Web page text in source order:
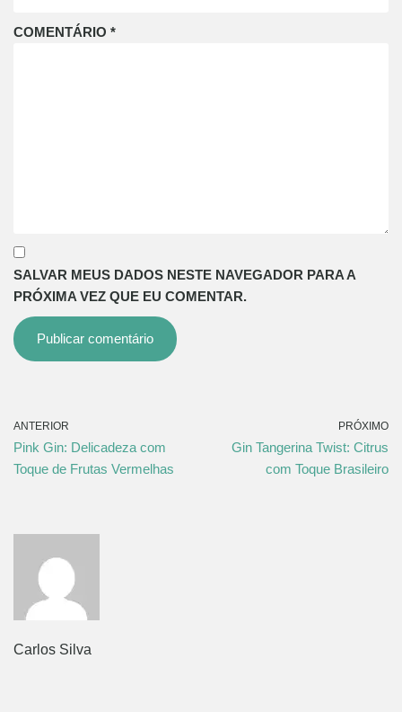
COMENTÁRIO *
SALVAR MEUS DADOS NESTE NAVEGADOR PARA A
PRÓXIMA VEZ QUE EU COMENTAR.
ANTERIOR
Pink Gin: Delicadeza com
Toque de Frutas Vermelhas
PRÓXIMO
Gin Tangerina Twist: Citrus
com Toque Brasileiro
Carlos Silva